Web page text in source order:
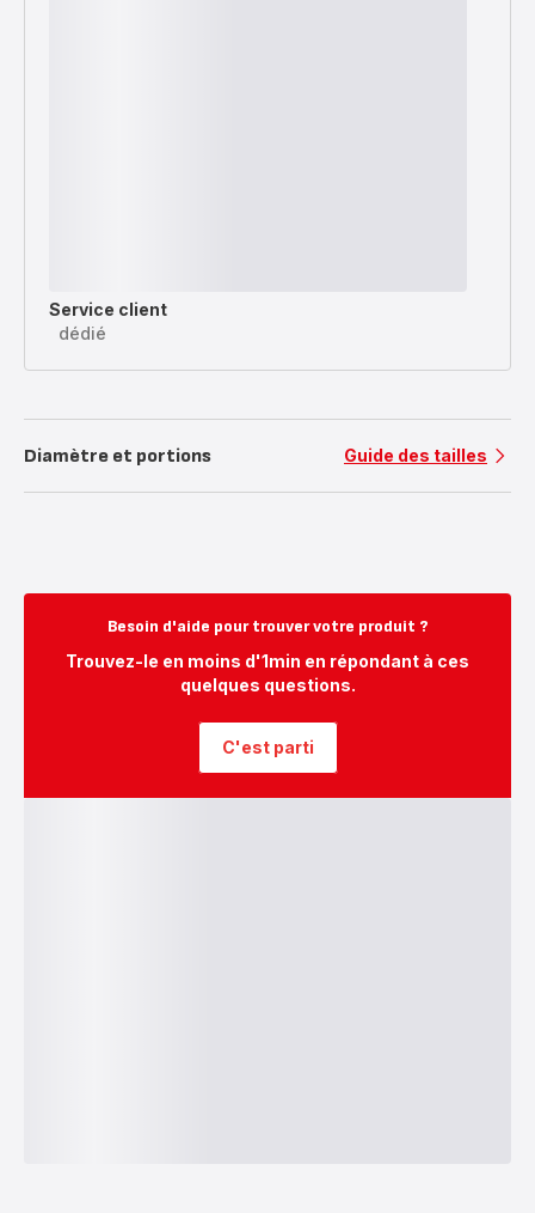
Service client
dédié
Diamètre et portions Guide des tailles
Besoin d'aide pour trouver votre produit ?
Trouvez-le en moins d'1min en répondant à ces
quelques questions.
C'est parti